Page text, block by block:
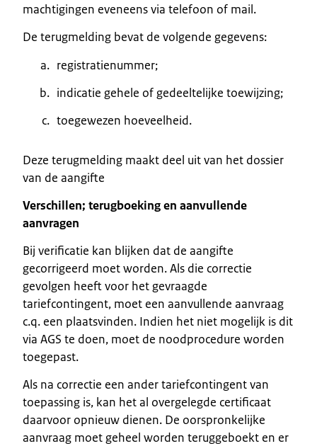
machtigingen eveneens via telefoon of mail.
De terugmelding bevat de volgende gegevens:
registratienummer;
indicatie gehele of gedeeltelijke toewijzing;
toegewezen hoeveelheid.
Deze terugmelding maakt deel uit van het dossier
van de aangifte
Verschillen; terugboeking en aanvullende
aanvragen
Bij verificatie kan blijken dat de aangifte
gecorrigeerd moet worden. Als die correctie
gevolgen heeft voor het gevraagde
tariefcontingent, moet een aanvullende aanvraag
c.q. een plaatsvinden. Indien het niet mogelijk is dit
via AGS te doen, moet de noodprocedure worden
toegepast.
Als na correctie een ander tariefcontingent van
toepassing is, kan het al overgelegde certificaat
daarvoor opnieuw dienen. De oorspronkelijke
aanvraag moet geheel worden teruggeboekt en er